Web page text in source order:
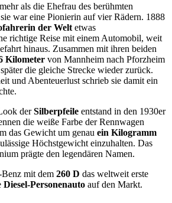
als die Ehefrau des berühmten
war eine Pionierin auf vier Rädern. 1888
der Welt etwas
richtige Reise mit einem Automobil, weit
hinaus. Zusammen mit ihren beiden
Kilometer von Mannheim nach Pforzheim
die gleiche Strecke wieder zurück.
und Abenteuerlust schrieb sie damit ein
derSilberpfeile entstand in den 1930er
die weiße Farbe der Rennwagen
das Gewicht um genau ein Kilogramm
Höchstgewicht einzuhalten. Das
prägte den legendären Namen.
Benz mit dem 260 D das weltweit erste
Diesel-Personenauto auf den Markt.